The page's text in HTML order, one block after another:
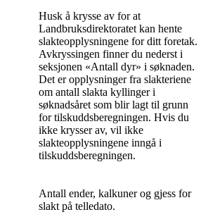
Husk å krysse av for at
Landbruksdirektoratet kan hente
slakteopplysningene for ditt foretak.
Avkryssingen finner du nederst i
seksjonen «Antall dyr» i søknaden.
Det er opplysninger fra slakteriene
om antall slakta kyllinger i
søknadsåret som blir lagt til grunn
for tilskuddsberegningen. Hvis du
ikke krysser av, vil ikke
slakteopplysningene inngå i
tilskuddsberegningen.
Antall ender, kalkuner og gjess for
slakt på telledato.